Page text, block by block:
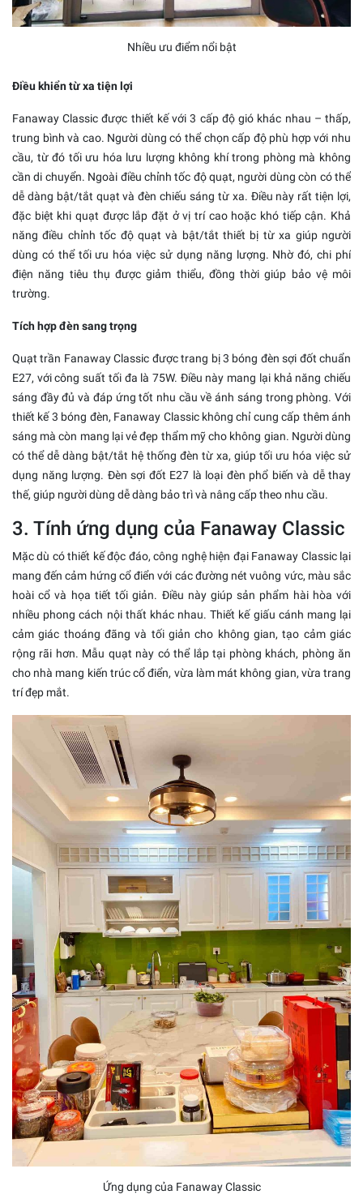
Nhiều ưu điểm nổi bật
Điều khiển từ xa tiện lợi
Fanaway Classic được thiết kế với 3 cấp độ gió khác nhau – thấp,
trung bình và cao. Người dùng có thể chọn cấp độ phù hợp với nhu
cầu, từ đó tối ưu hóa lưu lượng không khí trong phòng mà không
cần di chuyển. Ngoài điều chỉnh tốc độ quạt, người dùng còn có thể
dễ dàng bật/tắt quạt và đèn chiếu sáng từ xa. Điều này rất tiện lợi,
đặc biệt khi quạt được lắp đặt ở vị trí cao hoặc khó tiếp cận. Khả
năng điều chỉnh tốc độ quạt và bật/tắt thiết bị từ xa giúp người
dùng có thể tối ưu hóa việc sử dụng năng lượng. Nhờ đó, chi phí
điện năng tiêu thụ được giảm thiểu, đồng thời giúp bảo vệ môi
trường.
Tích hợp đèn sang trọng
Quạt trần Fanaway Classic được trang bị 3 bóng đèn sợi đốt chuẩn
E27, với công suất tối đa là 75W. Điều này mang lại khả năng chiếu
sáng đầy đủ và đáp ứng tốt nhu cầu về ánh sáng trong phòng. Với
thiết kế 3 bóng đèn, Fanaway Classic không chỉ cung cấp thêm ánh
sáng mà còn mang lại vẻ đẹp thẩm mỹ cho không gian. Người dùng
có thể dễ dàng bật/tắt hệ thống đèn từ xa, giúp tối ưu hóa việc sử
dụng năng lượng. Đèn sợi đốt E27 là loại đèn phổ biến và dễ thay
thế, giúp người dùng dễ dàng bảo trì và nâng cấp theo nhu cầu.
3. Tính ứng dụng của Fanaway Classic
Mặc dù có thiết kế độc đáo, công nghệ hiện đại Fanaway Classic lại
mang đến cảm hứng cổ điển với các đường nét vuông vức, màu sắc
hoài cổ và họa tiết tối giản. Điều này giúp sản phẩm hài hòa với
nhiều phong cách nội thất khác nhau. Thiết kế giấu cánh mang lại
cảm giác thoáng đãng và tối giản cho không gian, tạo cảm giác
rộng rãi hơn. Mẫu quạt này có thể lắp tại phòng khách, phòng ăn
cho nhà mang kiến trúc cổ điển, vừa làm mát không gian, vừa trang
trí đẹp mắt.
Ứng dụng của Fanaway Classic